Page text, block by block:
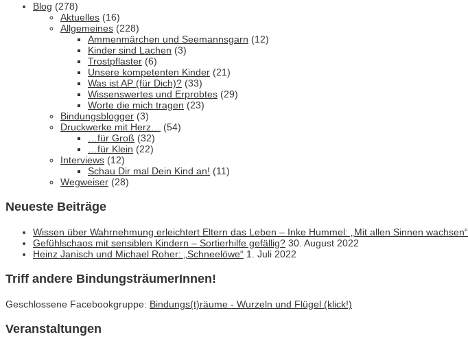
Blog (278)
Aktuelles (16)
Allgemeines (228)
Ammenmärchen und Seemannsgarn (12)
Kinder sind Lachen (3)
Trostpflaster (6)
Unsere kompetenten Kinder (21)
Was ist AP (für Dich)? (33)
Wissenswertes und Erprobtes (29)
Worte die mich tragen (23)
Bindungsblogger (3)
Druckwerke mit Herz… (54)
…für Groß (32)
…für Klein (22)
Interviews (12)
Schau Dir mal Dein Kind an! (11)
Wegweiser (28)
Neueste Beiträge
Wissen über Wahrnehmung erleichtert Eltern das Leben – Inke Hummel: „Mit allen Sinnen wachsen“
Gefühlschaos mit sensiblen Kindern – Sortierhilfe gefällig? 30. August 2022
Heinz Janisch und Michael Roher: „Schneelöwe“ 1. Juli 2022
Triff andere BindungsträumerInnen!
Geschlossene Facebookgruppe: Bindungs(t)räume - Wurzeln und Flügel (klick!)
Veranstaltungen